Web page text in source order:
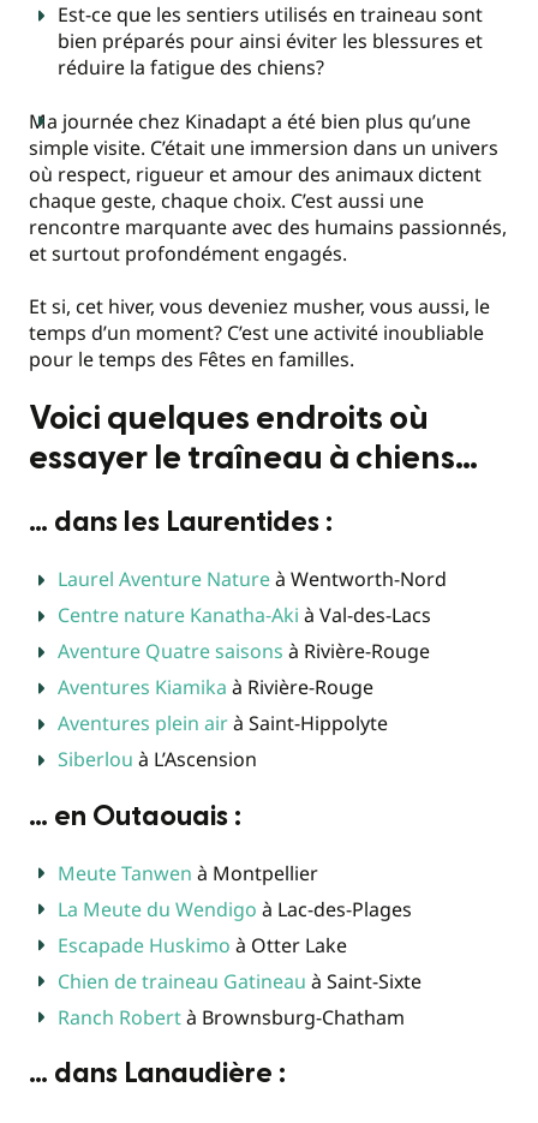
Est-ce que les sentiers utilisés en traineau sont
bien préparés pour ainsi éviter les blessures et
réduire la fatigue des chiens?
Ma journée chez Kinadapt a été bien plus qu’une
simple visite. C’était une immersion dans un univers
où respect, rigueur et amour des animaux dictent
chaque geste, chaque choix. C’est aussi une
rencontre marquante avec des humains passionnés,
et surtout profondément engagés.
Et si, cet hiver, vous deveniez musher, vous aussi, le
temps d’un moment? C’est une activité inoubliable
pour le temps des Fêtes en familles.
Voici quelques endroits où
essayer le traîneau à chiens…
… dans les Laurentides :
Laurel Aventure Natureà Wentworth-Nord
Centre nature Kanatha‑Aki à Val-des-Lacs
Aventure Quatre saisons à Rivière-Rouge
Aventures Kiamika à Rivière-Rouge
Aventures plein airà Saint-Hippolyte
Siberlou à L’Ascension
… en Outaouais :
Meute Tanwen à Montpellier
La Meute du Wendigo à Lac-des-Plages
Escapade Huskimo à Otter Lake
Chien de traineau Gatineau à Saint-Sixte
Ranch Robertà Brownsburg-Chatham
… dans Lanaudière :